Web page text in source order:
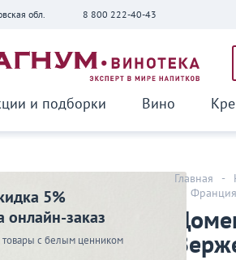
обл. 8 800 222-40-43
и подборки Вино
5%
онлайн-заказ
товары с белым ценником
Главная -
Франция